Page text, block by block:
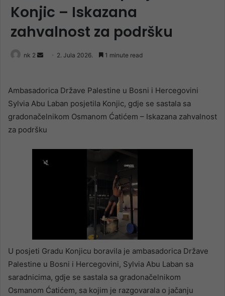
Konjic – Iskazana
zahvalnost za podršku
nk 2
Send 2. Jula 2026. 1 minute read
Ambasadorica Države Palestine u Bosni i Hercegovini
Sylvia Abu Laban posjetila Konjic, gdje se sastala sa
gradonačelnikom Osmanom Ćatićem – Iskazana zahvalnost
za podršku
U posjeti Gradu Konjicu boravila je ambasadorica Države
Palestine u Bosni i Hercegovini, Sylvia Abu Laban sa
saradnicima, gdje se sastala sa gradonačelnikom
Osmanom Ćatićem, sa kojim je razgovarala o jačanju